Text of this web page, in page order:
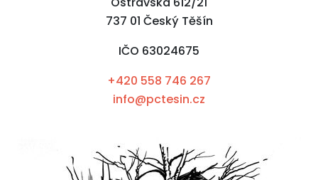
737 01 Český Těšín
IČO 63024675
+420 558 746 267
info@pctesin.cz